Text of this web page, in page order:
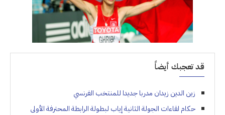
قد تعجبك أيضاً
زين الدين زيدان مدربا جديدا للمنتخب الفرنسي
حكام لقاءات الجولة الثانية إياب لبطولة الرابطة المحترفة الأولى